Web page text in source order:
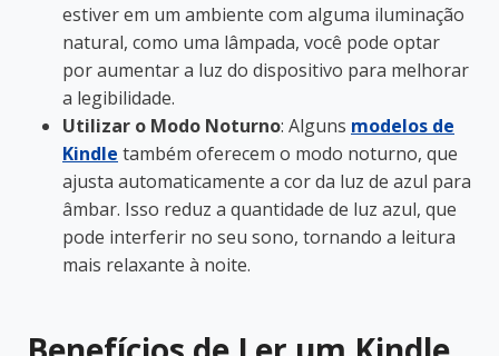
estiver em um ambiente com alguma iluminação
natural, como uma lâmpada, você pode optar
por aumentar a luz do dispositivo para melhorar
a legibilidade.
Utilizar o Modo Noturno: Alguns modelos de
Kindle também oferecem o modo noturno, que
ajusta automaticamente a cor da luz de azul para
âmbar. Isso reduz a quantidade de luz azul, que
pode interferir no seu sono, tornando a leitura
mais relaxante à noite.